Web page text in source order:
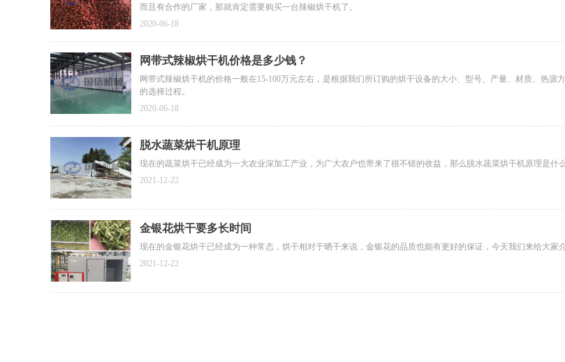
而且有合作的厂家，那就肯定需要购买一台辣椒烘干机了。
2020-06-18
网带式辣椒烘干机价格是多少钱？
网带式辣椒烘干机的价格一般在15-100万元左右，是根据我们所订购的烘干设备的大小、型号、产量、材质、热
的选择过程。
2020-06-18
脱水蔬菜烘干机原理
现在的蔬菜烘干已经成为一大农业深加工产业，为广大农户也带来了很不错的收益，那么脱水蔬菜烘干机原理是什
2021-12-22
金银花烘干要多长时间
现在的金银花烘干已经成为一种常态，烘干相对于晒干来说，金银花的品质也能有更好的保证，今天我们来给大家
2021-12-22